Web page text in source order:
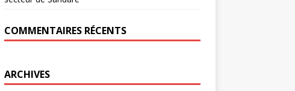
COMMENTAIRES RÉCENTS
ARCHIVES